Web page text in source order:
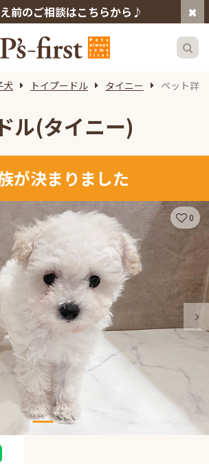
前のご相談はこちらから♪
犬 トイプードル タイニー ペット詳細
ル(タイニー)
が決まりました
0